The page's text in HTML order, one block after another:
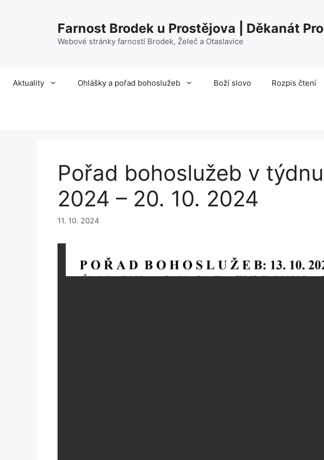
Farnost Brodek u Prostějova | Děkanát
Webové stránky farností Brodek, Želeč a Otaslavice
Aktuality Ohlášky a pořad bohoslužeb Boží slovo Rozpis čtení
Pořad bohoslužeb v
2024 – 20. 10. 2024
11. 10. 2024